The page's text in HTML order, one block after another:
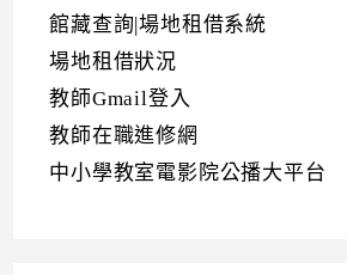
館藏查詢|場地租借系統
場地租借狀況
教師Gmail登入
教師在職進修網
中小學教室電影院公播大平台